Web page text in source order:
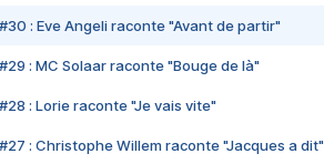
#30 : Eve Angeli raconte "Avant de partir"
#29 : MC Solaar raconte "Bouge de là"
#28 : Lorie raconte "Je vais vite"
#27 : Christophe Willem raconte "Jacques a dit"